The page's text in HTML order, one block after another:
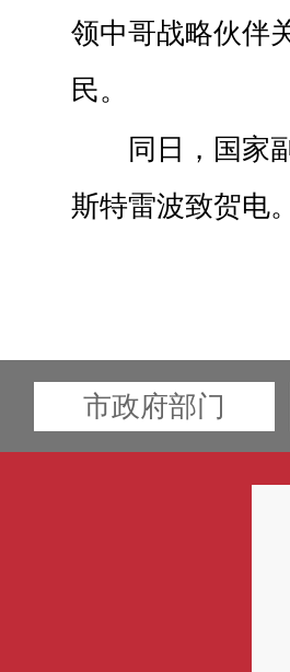
领中哥战略伙伴
民。
同日，国家
斯特雷波致贺电。
市政府部门